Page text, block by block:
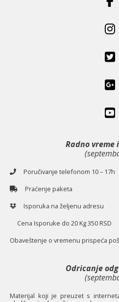
Radno vreme
Poručivanje telefonom 10 – 17h
Praćenje paketa
Isporuka na željenu adresu
Cena Isporuke do 20 Kg 350 RSD
Obaveštenje o vremenu prispeća
Odricanje
Materijal koji je preuzet s